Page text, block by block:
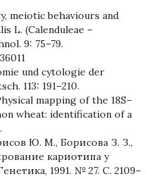
meiotic behaviours and
L. (Calenduleae –
9: 75–79.
und cytologie der
113: 191–210.
mapping of the 18S–
wheat: identification of a
Ю. М., Борисова З. З.,
кариотипа у
1991. № 27. С. 2109–